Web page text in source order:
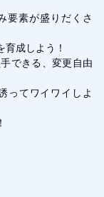
要素が盛りだくさ
成しよう！
できる、変更自由
ってワイワイしよ